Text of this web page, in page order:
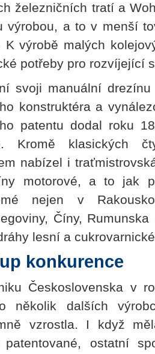
železničních tratí a
výrobou, a to v menší
K výrobě malých
potřeby pro rozvíjející
svoji manuální drezínu
konstruktéra a
patentu dodal roku
Kromě klasických
nabízel i
motorové, a to jak
nejen v
Číny,
lesní a
konkurence
Československa v
několik dalších
vzrostla. I když
patentované, ostatní